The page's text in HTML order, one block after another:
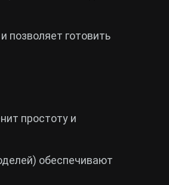
позволяет готовить
простоту и
обеспечивают